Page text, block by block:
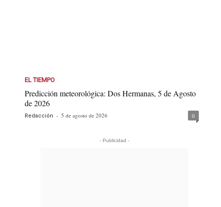
EL TIEMPO
Predicción meteorológica: Dos Hermanas, 5 de Agosto
de 2026
Redacción - 5 de agosto de 2026 0
- Publicidad -